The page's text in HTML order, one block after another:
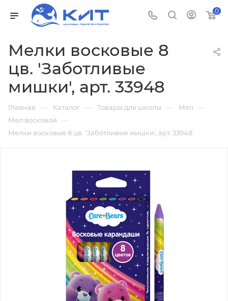
0
Мелки восковые 8
цв. 'Заботливые
мишки', арт. 33948
Главная — Каталог — Товары для школы — Мел —
Мел восковой —
Мелки восковые 8 цв. 'Заботливые мишки', арт. 33948